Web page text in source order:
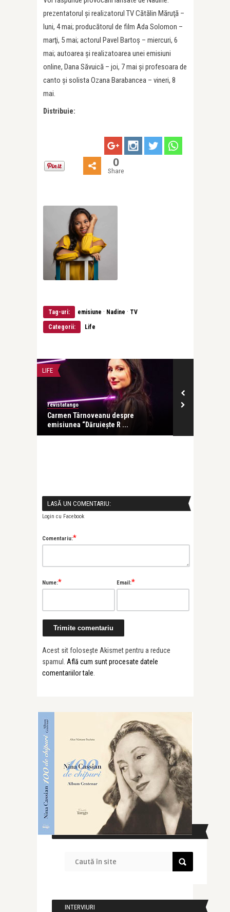
prezentatorul şi realizatorul TV Cătălin Măruţă –
luni, 4 mai; producătorul de film Ada Solomon –
marţi, 5 mai; actorul Pavel Bartoş – miercuri, 6
mai; autoarea şi realizatoarea unei emisiuni
online, Dana Săvuică – joi, 7 mai şi profesoara de
canto şi solista Ozana Barabancea – vineri, 8
mai.
Distribuie:
0
Share
Tag-uri: emisiune · Nadine · TV
Categorii: Life
LIFE
revistatango
Carmen Târnoveanu despre
emisiunea “Dăruiește R ...
LASĂ UN COMENTARIU:
Login cu Facebook
Comentariu:*
Nume:* Email:*
Acest sit folosește Akismet pentru a reduce
spamul. Află cum sunt procesate datele
comentariilor tale
CAUTĂ ÎN SITE
INTERVIURI